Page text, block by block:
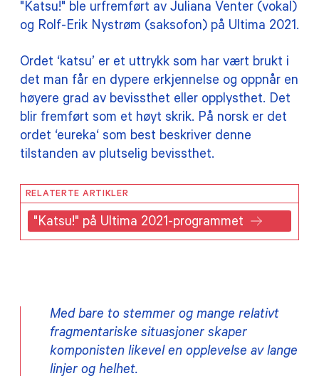
"Katsu!" ble urfremført av Juliana Venter (vokal)
og Rolf-Erik Nystrøm (saksofon) på Ultima 2021.
Ordet ‘katsu’ er et uttrykk som har vært brukt i
det man får en dypere erkjennelse og oppnår en
høyere grad av bevissthet eller opplysthet. Det
blir fremført som et høyt skrik. På norsk er det
ordet ‘eureka‘ som best beskriver denne
tilstanden av plutselig bevissthet.
RELATERTE ARTIKLER
"Katsu!" på Ultima 2021-programmet
Med bare to stemmer og mange relativt
fragmentariske situasjoner skaper
komponisten likevel en opplevelse av lange
linjer og helhet.